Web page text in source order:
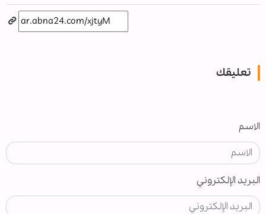
تعليقك
الاسم
البريد الإلكتروني